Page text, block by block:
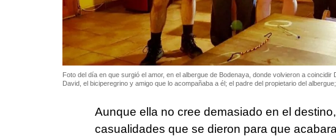
Foto del día en que surgió el amor, en el albergue de Bodenaya, donde volvieron a
David, el biciperegrino y amigo que lo acompañaba a él; el padre del propietario del
Aunque ella no cree demasiado en el
casualidades que se dieron para que